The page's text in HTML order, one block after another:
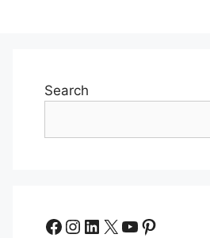
Search
Facebook
Instagram
LinkedIn
X YouTube
Pinterest